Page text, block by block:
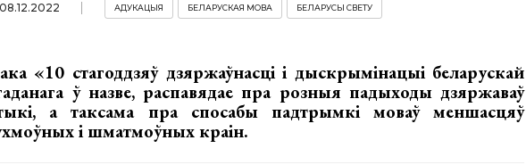
08.12.2022 АДУКАЦЫЯ БЕЛАРУСКАЯ МОВА БЕЛАРУСЫ СВЕТУ
«10 стагоддзяў дзяржаўнасці і дыскрымінацыі беларускай
ў назве, распавядае пра розныя падыходы дзяржаваў
а таксама пра спосабы падтрымкі моваў меншасцяў
і шматмоўных краін.